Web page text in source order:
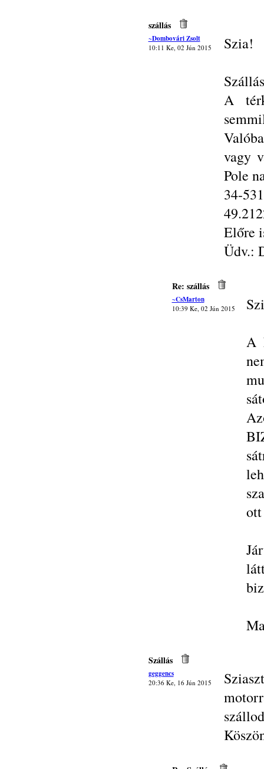
szállás
~Dombovári Zsolt
10:11 Ke, 02 Jún 2015
Szia!
A
vagy
Pole
34-
Előre
Üdv.:
Re: szállás
~CsMarton
10:39 Ke, 02 Jún 2015
A
Szállás
geggencs
20:36 Ke, 16 Jún 2015